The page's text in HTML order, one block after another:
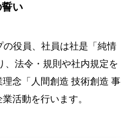
い
役員、社員は社是「純情
、法令・規則や社内規定を
念「人間創造 技術創造 事
活動を行います。